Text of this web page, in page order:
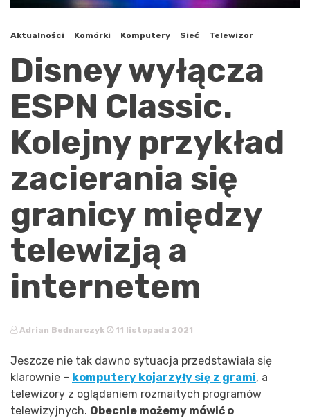
Aktualności Komórki Komputery Sieć Telewizor
Disney wyłącza
ESPN Classic.
Kolejny przykład
zacierania się
granicy między
telewizją a
internetem
Adrian Bednarczyk 11 listopada 2021
Jeszcze nie tak dawno sytuacja przedstawiała się
klarownie – komputery kojarzyły się z grami, a
telewizory z oglądaniem rozmaitych programów
telewizyjnych. Obecnie możemy mówić o